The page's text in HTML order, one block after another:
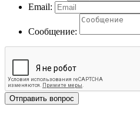
Email:
Сообщение:
Отправить вопрос